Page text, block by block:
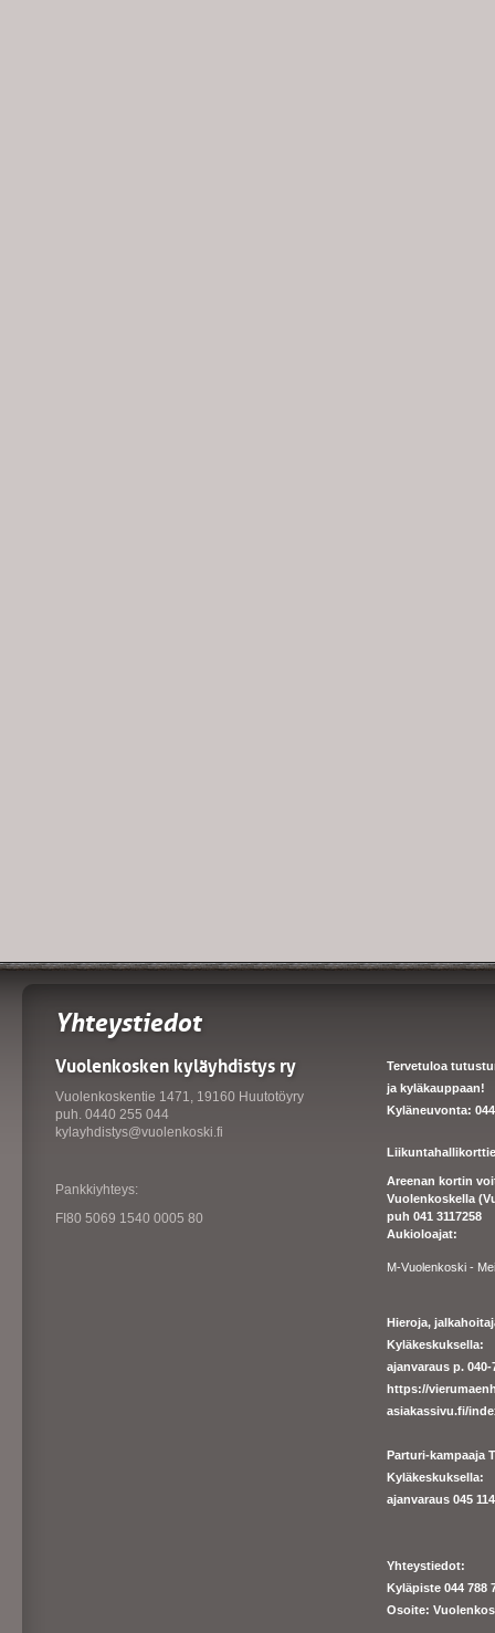
Yhteystiedot
Vuolenkosken kyläyhdistys ry
Vuolenkoskentie 1471, 19160 Huutotöyry
puh. 0440 255 044
kylayhdistys@vuolenkoski.fi
Pankkiyhteys:
FI80 5069 1540 0005 80
Tervetuloa
ja kyläkauppaan!
Kyläneuvonta: 044
Areenan kortin
Vuolenkoskella
puh 041 3117258
Aukioloajat:
M-Vuolenkoski -
Hieroja,
Kyläkeskuksella:
ajanvaraus p.
https://
asiakassivu.fi/
Parturi-kampaaja
Kyläkeskuksella:
ajanvaraus 045
Yhteystiedot:
Kyläpiste 044 788
Osoite: